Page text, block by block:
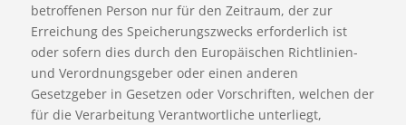
betroffenen Person nur für den Zeitraum, der zur
Erreichung des Speicherungszwecks erforderlich ist
oder sofern dies durch den Europäischen Richtlinien-
und Verordnungsgeber oder einen anderen
Gesetzgeber in Gesetzen oder Vorschriften, welchen der
für die Verarbeitung Verantwortliche unterliegt,